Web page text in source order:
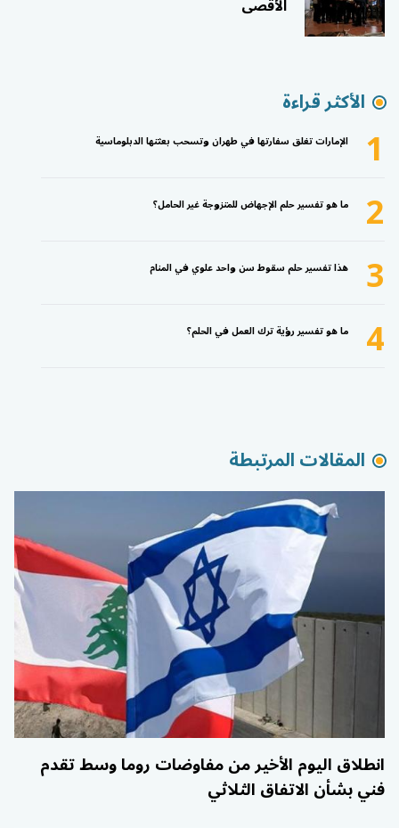
الأقصى
الأكثر قراءة
1 الإمارات تغلق سفارتها في طهران وتسحب بعثتها الدبلوماسية
2 ما هو تفسير حلم الإجهاض للمتزوجة غير الحامل؟
3 هذا تفسير حلم سقوط سن واحد علوي في المنام
4 ما هو تفسير رؤية ترك العمل في الحلم؟
المقالات المرتبطة
انطلاق اليوم الأخير من مفاوضات روما وسط تقدم
فني بشأن الاتفاق الثلاثي